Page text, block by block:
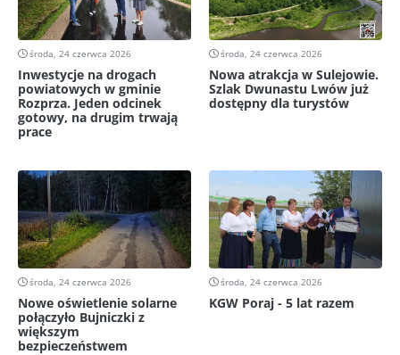
środa, 24 czerwca 2026
Inwestycje na drogach
powiatowych w gminie
Rozprza. Jeden odcinek
gotowy, na drugim trwają
prace
środa, 24 czerwca 2026
Nowa atrakcja w Sulejowie.
Szlak Dwunastu Lwów już
dostępny dla turystów
środa, 24 czerwca 2026
Nowe oświetlenie solarne
połączyło Bujniczki z
większym
bezpieczeństwem
środa, 24 czerwca 2026
KGW Poraj - 5 lat razem